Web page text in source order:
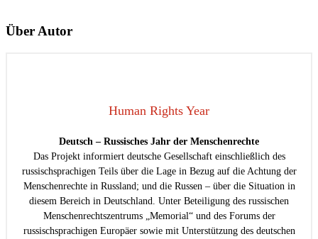
Über Autor
Human Rights Year
Deutsch – Russisches Jahr der Menschenrechte
Das Projekt informiert deutsche Gesellschaft einschließlich des
russischsprachigen Teils über die Lage in Bezug auf die Achtung der
Menschenrechte in Russland; und die Russen – über die Situation in
diesem Bereich in Deutschland. Unter Beteiligung des russischen
Menschenrechtszentrums „Memorial“ und des Forums der
russischsprachigen Europäer sowie mit Unterstützung des deutschen